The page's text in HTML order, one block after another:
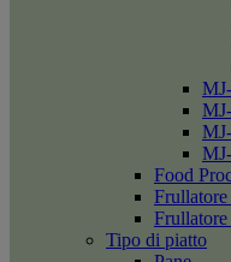
Food
Frullatore
Frullatore
Tipo di piatto